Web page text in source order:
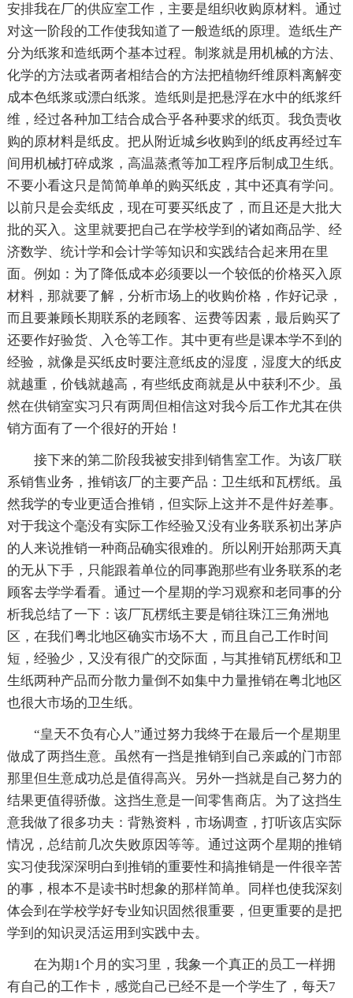
安排我在厂的供应室工作，主要是组织收购原材料。通过
对这一阶段的工作使我知道了一般造纸的原理。造纸生产
分为纸浆和造纸两个基本过程。制浆就是用机械的方法、
化学的方法或者两者相结合的方法把植物纤维原料离解变
成本色纸浆或漂白纸浆。造纸则是把悬浮在水中的纸浆纤
维，经过各种加工结合成合乎各种要求的纸页。我负责收
购的原材料是纸皮。把从附近城乡收购到的纸皮再经过车
间用机械打碎成浆，高温蒸煮等加工程序后制成卫生纸。
不要小看这只是简简单单的购买纸皮，其中还真有学问。
以前只是会卖纸皮，现在可要买纸皮了，而且还是大批大
批的买入。这里就要把自己在学校学到的诸如商品学、经
济数学、统计学和会计学等知识和实践结合起来用在里
面。例如：为了降低成本必须要以一个较低的价格买入原
材料，那就要了解，分析市场上的收购价格，作好记录，
而且要兼顾长期联系的老顾客、运费等因素，最后购买了
还要作好验货、入仓等工作。其中更有些是课本学不到的
经验，就像是买纸皮时要注意纸皮的湿度，湿度大的纸皮
就越重，价钱就越高，有些纸皮商就是从中获利不少。虽
然在供销室实习只有两周但相信这对我今后工作尤其在供
销方面有了一个很好的开始！
接下来的第二阶段我被安排到销售室工作。为该厂联
系销售业务，推销该厂的主要产品：卫生纸和瓦楞纸。虽
然我学的专业更适合推销，但实际上这并不是件好差事。
对于我这个毫没有实际工作经验又没有业务联系初出茅庐
的人来说推销一种商品确实很难的。所以刚开始那两天真
的无从下手，只能跟着单位的同事跑那些有业务联系的老
顾客去学学看看。通过一个星期的学习观察和老同事的分
析我总结了一下：该厂瓦楞纸主要是销往珠江三角洲地
区，在我们粤北地区确实市场不大，而且自己工作时间
短，经验少，又没有很广的交际面，与其推销瓦楞纸和卫
生纸两种产品而分散力量倒不如集中力量推销在粤北地区
也很大市场的卫生纸。
“皇天不负有心人”通过努力我终于在最后一个星期里
做成了两挡生意。虽然有一挡是推销到自己亲戚的门市部
那里但生意成功总是值得高兴。另外一挡就是自己努力的
结果更值得骄傲。这挡生意是一间零售商店。为了这挡生
意我做了很多功夫：背熟资料，市场调查，打听该店实际
情况，总结前几次失败原因等等。通过这两个星期的推销
实习使我深深明白到推销的重要性和搞推销是一件很辛苦
的事，根本不是读书时想象的那样简单。同样也使我深刻
体会到在学校学好专业知识固然很重要，但更重要的是把
学到的知识灵活运用到实践中去。
在为期1个月的实习里，我象一个真正的员工一样拥
有自己的工作卡，感觉自己已经不是一个学生了，每天7